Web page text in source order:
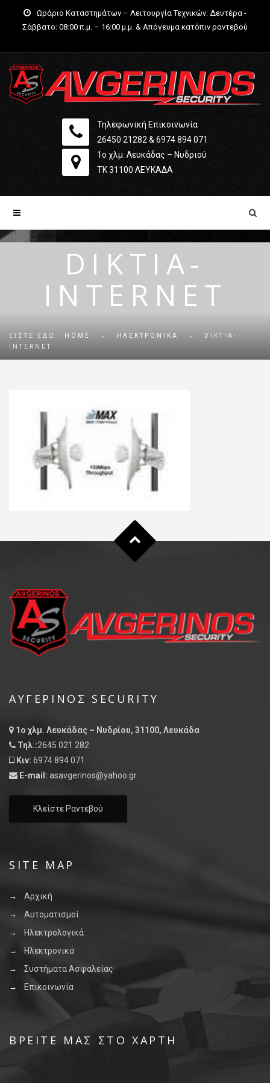
Ωράριο Καταστημάτων – Λειτουργία Τεχνικών: Δευτέρα -
Σάββατο: 08:00 π.μ. – 16:00 μ.μ. & Απόγευμα κατόπιν ραντεβού
Τηλεφωνική Επικοινωνία
26450 21282&6974 894 071
1ο χλμ. Λευκάδας – Νυδριού
ΤΚ 31100 ΛΕΥΚΆΔΑ
DIKTIA-
INTERNET
ΕΊΣΤΕ ΕΔΏ: HOME → ΗΛΕΚΤΡΟΝΙΚΆ →
DIKTIA-
INTERNET
ΑΥΓΕΡΙΝΌΣ SECURITY
1ο χλμ. Λευκάδας – Νυδρίου, 31100, Λευκάδα
Τηλ.:2645 021 282
Κιν: 6974 894 071
E-mail: asavgerinos@yahoo.gr
Κλείστε Ραντεβού
SITE MAP
Αρχική
Αυτοματισμοί
Ηλεκτρολογικά
Ηλεκτρονικά
Συστήματα Ασφαλείας
Επικοινωνία
ΒΡΕΊΤΕ ΜΑΣ ΣΤΟ ΧΆΡΤΗ